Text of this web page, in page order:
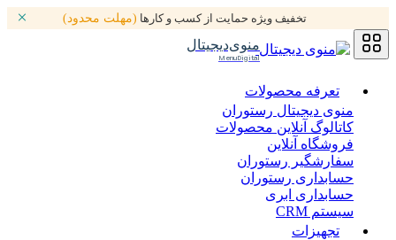
تخفیف ویژه حمایت از کسب و کارها (مهلت محدود)
منوی‌دیجیتال
MenuDigital
تعرفه محصولات
منوی دیجیتال رستوران
کاتالوگ آنلاین محصولات
فروشگاه آنلاین
سفارشگیر رستوران
حسابداری رستوران
حسابداری ابری
سیستم CRM
تجهیزات